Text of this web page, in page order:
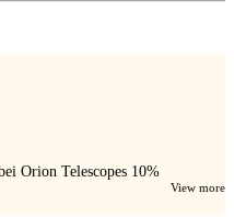
Orion Telescopes 10%
View more